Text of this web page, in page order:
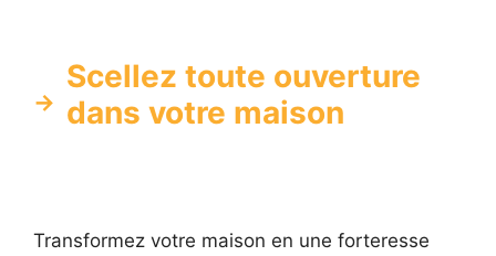
Scellez toute ouverture
dans votre maison
Transformez votre maison en une forteresse